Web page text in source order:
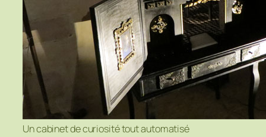
Un cabinet de curiosité tout automatisé